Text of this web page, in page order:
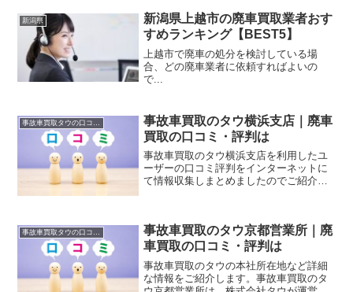
新潟県
新潟県上越市の廃車買取業者おす
すめランキング【BEST5】
上越市で廃車の処分を検討している場
合、どの廃車業者に依頼すればよいの
で...
事故車買取のタウ横浜支店｜廃車
買取の口コミ・評判は
事故車買取のタウ横浜支店を利用したユ
ーザーの口コミ評判をインターネットに
て情報収集しまとめましたのでご紹介し
事故車買取タウの口コミ・評判
事故車買取のタウ京都営業所｜廃
車買取の口コミ・評判は
事故車買取のタウの本社所在地など詳細
な情報をご紹介します。事故車買取のタ